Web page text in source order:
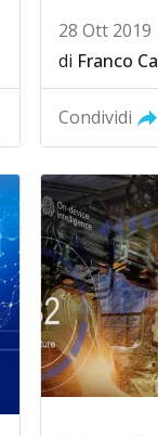
28 Ott 2019
di Franco
Condividi